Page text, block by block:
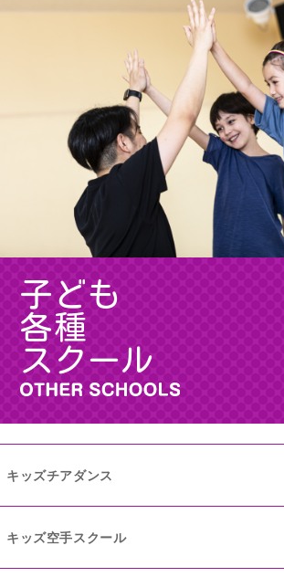
子ども
各種
スクール
キッズチアダンス
キッズ空手スクール